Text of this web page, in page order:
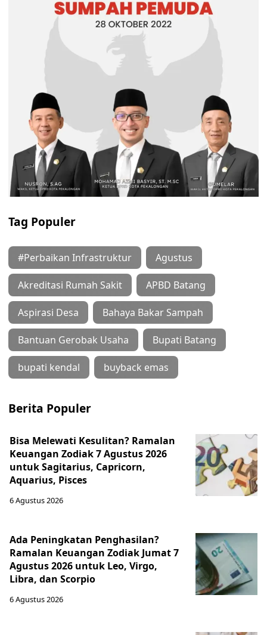
Tag Populer
#Perbaikan Infrastruktur Agustus
Akreditasi Rumah Sakit APBD Batang
Aspirasi Desa Bahaya Bakar Sampah
Bantuan Gerobak Usaha Bupati Batang
bupati kendal buyback emas
Berita Populer
Bisa Melewati Kesulitan? Ramalan
Keuangan Zodiak 7 Agustus 2026
untuk Sagitarius, Capricorn,
Aquarius, Pisces
6 Agustus 2026
Ada Peningkatan Penghasilan?
Ramalan Keuangan Zodiak Jumat 7
Agustus 2026 untuk Leo, Virgo,
Libra, dan Scorpio
6 Agustus 2026